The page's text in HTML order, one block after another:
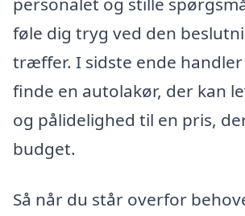
føle dig tryg ved den
træffer. I sidste ende
finde en autolakør, der kan
og pålidelighed til en pris,
budget.
Så når du står overfor